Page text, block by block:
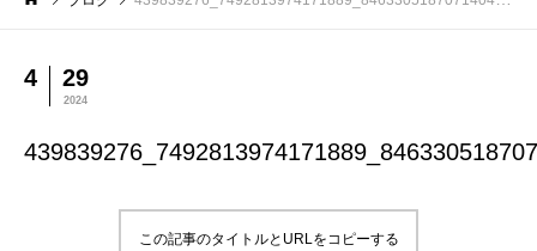
4 29
2024
この記事のタイトルとURLをコピーする